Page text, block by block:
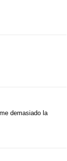
demasiado la